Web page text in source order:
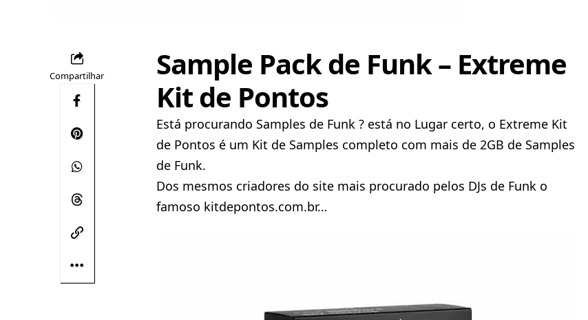
Compartilhar
Sample Pack de Funk – Extreme
Kit de Pontos
Está procurando Samples de Funk ? está no Lugar certo, o Extreme Kit
de Pontos é um Kit de Samples completo com mais de 2GB de Samples
de Funk.
Dos mesmos criadores do site mais procurado pelos DJs de Funk o
famoso kitdepontos.com.br…